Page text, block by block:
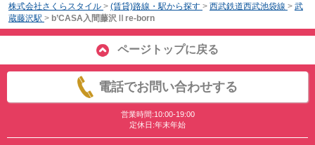
株式会社さくらスタイル > (賃貸)路線・駅から探す > 西武鉄道西武池袋線 > 武
蔵藤沢駅 > b’CASA入間藤沢Ⅱre-born
ページトップに戻る
電話でお問い合わせする
営業時間:10:00-19:00
定休日:年末年始